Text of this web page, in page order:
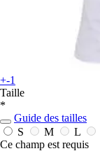
+-1
Taille
*
Guide des tailles
S
M L
Ce champ est requis